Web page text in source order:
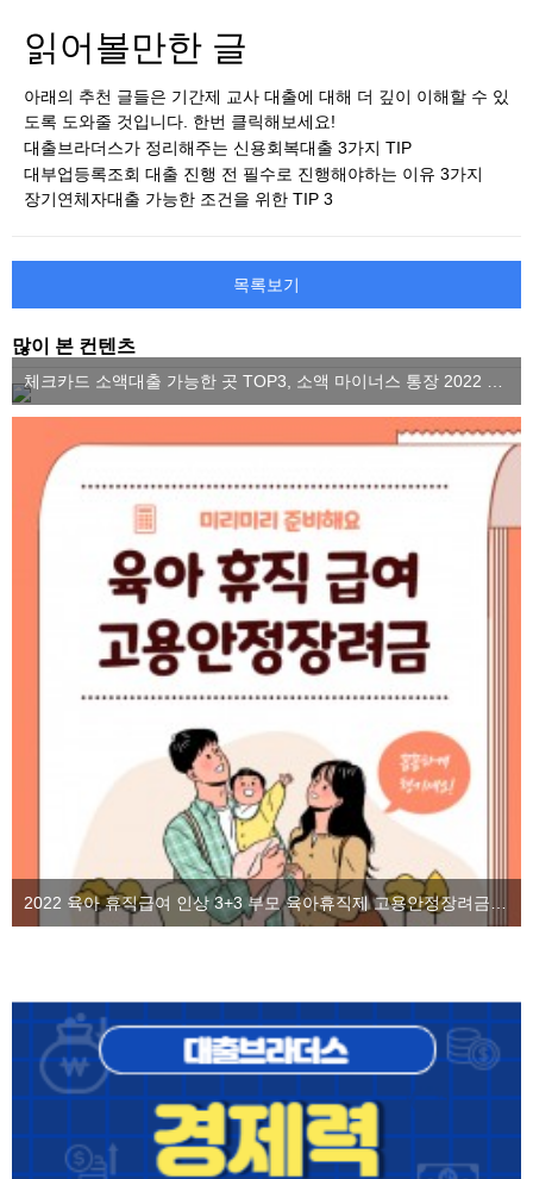
읽어볼만한 글
아래의 추천 글들은 기간제 교사 대출에 대해 더 깊이 이해할 수 있
도록 도와줄 것입니다. 한번 클릭해보세요!
대출브라더스가 정리해주는 신용회복대출 3가지 TIP
대부업등록조회 대출 진행 전 필수로 진행해야하는 이유 3가지
장기연체자대출 가능한 조건을 위한 TIP 3
목록보기
많이 본 컨텐츠